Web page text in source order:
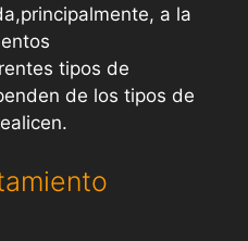
a la
tipos de
de los tipos de